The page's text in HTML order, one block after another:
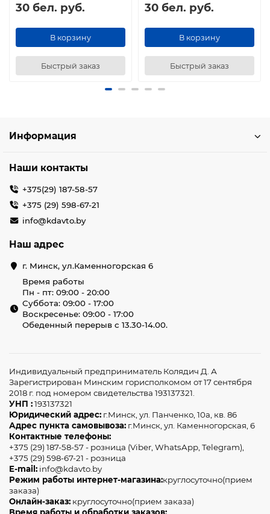
30 бел. руб.
В корзину
Быстрый заказ
30 бел. руб.
В корзину
Быстрый заказ
Информация
Наши контакты
+375(29) 187-58-57
+375 (29) 598-67-21
info@kdavto.by
Наш адрес
г. Минск, ул.Каменногорская 6
Время работы
Пн - пт: 09:00 - 20:00
Суббота: 09:00 - 17:00
Воскресенье: 09:00 - 17:00
Обеденный перерыв с 13.30-14.00.
Индивидуальный предприниматель Колядич Д. А
Зарегистрирован Минским горисполкомом от 17 сентября
2018 г. под номером свидетельства 193137321.
УНП :193137321
Юридический адрес: г.Минск, ул. Панченко, 10а, кв. 86
Адрес пункта самовывоза: г.Минск, ул. Каменногорская, 6
Контактные телефоны:
+375 (29) 187-58-57 - розница (Viber, WhatsApp, Telegram),
+375 (29) 598-67-21 - розница
E-mail: info@kdavto.by
Режим работы интернет-магазина:круглосуточно(прием
заказа)
Онлайн-заказ: круглосуточно(прием заказа)